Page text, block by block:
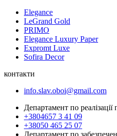
Elegance
LeGrand Gold
PRIMO
Elegance Luxury Paper
Expromt Luxe
Sofira Decor
контакти
info.slav.oboi@gmail.com
Департамент по реалізації
+3804657 3 41 09
+38050 465 25 07
Департамент по